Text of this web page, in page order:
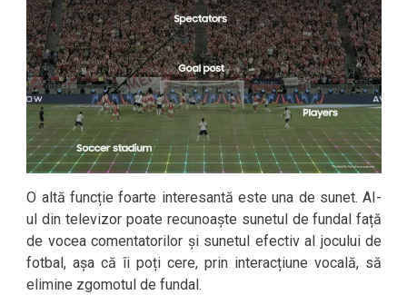
O altă funcție foarte interesantă este una de sunet. AI-
ul din televizor poate recunoaște sunetul de fundal față
de vocea comentatorilor și sunetul efectiv al jocului de
fotbal, așa că îi poți cere, prin interacțiune vocală, să
elimine zgomotul de fundal.